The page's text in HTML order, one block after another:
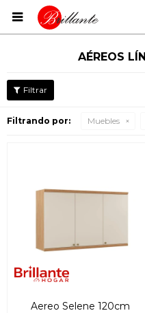

AÉREOS
Filtrando por: Muebles
Aereo Selene 120cm